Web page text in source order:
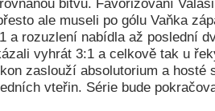
bitvu. Favorizovaní
ale museli po gólu Vaňka
a rozuzlení nabídla až poslední
vyhrát 3:1 a celkově tak u
zaslouží absolutorium a hosté
vteřin. Série bude